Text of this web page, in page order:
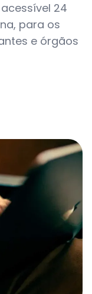
24
para os
e órgãos